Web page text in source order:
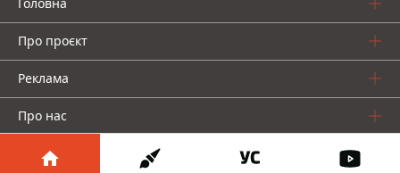
Про проєкт
Реклама
Про нас